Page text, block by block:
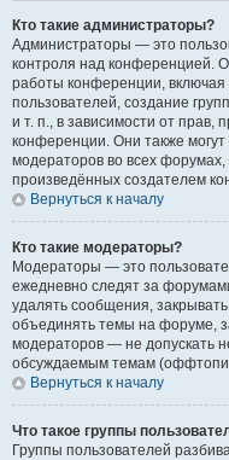
Кто такие администраторы?
Администраторы — это
контроля над конференцией.
работы конференции, включая
пользователей, создание
и т. п., в зависимости от прав,
конференции. Они также
модераторов во всех форумах,
произведённых создателем
Вернуться к началу
Кто такие модераторы?
Модераторы — это
ежедневно следят за
удалять сообщения,
объединять темы на форуме,
модераторов — не допускать
обсуждаемым темам
Вернуться к началу
Что такое группы
Группы пользователей